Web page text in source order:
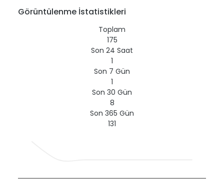
Görüntülenme İstatistikleri
Toplam
175
Son 24 Saat
1
Son 7 Gün
1
Son 30 Gün
8
Son 365 Gün
131